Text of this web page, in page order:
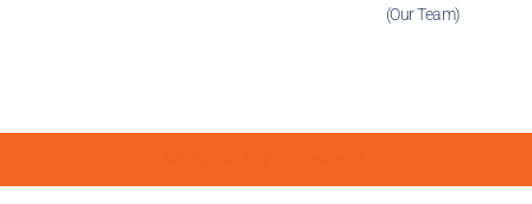
(Our Team)